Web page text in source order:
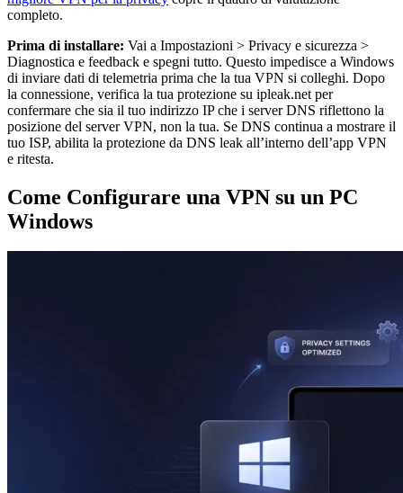
completo.
Prima di installare: Vai a Impostazioni > Privacy e sicurezza >
Diagnostica e feedback e spegni tutto. Questo impedisce a Windows
di inviare dati di telemetria prima che la tua VPN si colleghi. Dopo
la connessione, verifica la tua protezione su ipleak.net per
confermare che sia il tuo indirizzo IP che i server DNS riflettono la
posizione del server VPN, non la tua. Se DNS continua a mostrare il
tuo ISP, abilita la protezione da DNS leak all’interno dell’app VPN
e ritesta.
Come Configurare una VPN su un PC
Windows